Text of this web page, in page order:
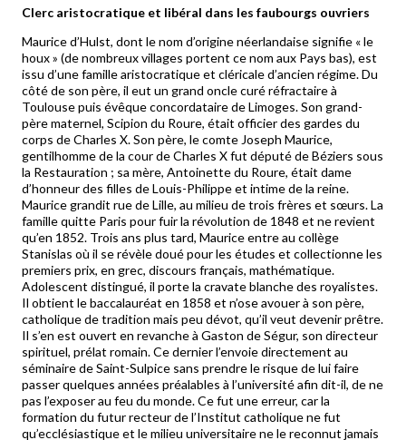
Clerc aristocratique et libéral dans les faubourgs ouvriers
Maurice d’Hulst, dont le nom d’origine néerlandaise signifie « le
houx » (de nombreux villages portent ce nom aux Pays bas), est
issu d’une famille aristocratique et cléricale d’ancien régime. Du
côté de son père, il eut un grand oncle curé réfractaire à
Toulouse puis évêque concordataire de Limoges. Son grand-
père maternel, Scipion du Roure, était officier des gardes du
corps de Charles X. Son père, le comte Joseph Maurice,
gentilhomme de la cour de Charles X fut député de Béziers sous
la Restauration ; sa mère, Antoinette du Roure, était dame
d’honneur des filles de Louis-Philippe et intime de la reine.
Maurice grandit rue de Lille, au milieu de trois frères et sœurs. La
famille quitte Paris pour fuir la révolution de 1848 et ne revient
qu’en 1852. Trois ans plus tard, Maurice entre au collège
Stanislas où il se révèle doué pour les études et collectionne les
premiers prix, en grec, discours français, mathématique.
Adolescent distingué, il porte la cravate blanche des royalistes.
Il obtient le baccalauréat en 1858 et n’ose avouer à son père,
catholique de tradition mais peu dévot, qu’il veut devenir prêtre.
Il s’en est ouvert en revanche à Gaston de Ségur, son directeur
spirituel, prélat romain. Ce dernier l’envoie directement au
séminaire de Saint-Sulpice sans prendre le risque de lui faire
passer quelques années préalables à l’université afin dit-il, de ne
pas l’exposer au feu du monde. Ce fut une erreur, car la
formation du futur recteur de l’Institut catholique ne fut
qu’ecclésiastique et le milieu universitaire ne le reconnut jamais